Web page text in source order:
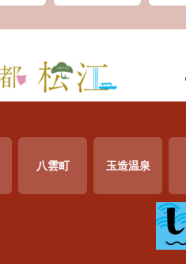
八雲町 玉造温泉